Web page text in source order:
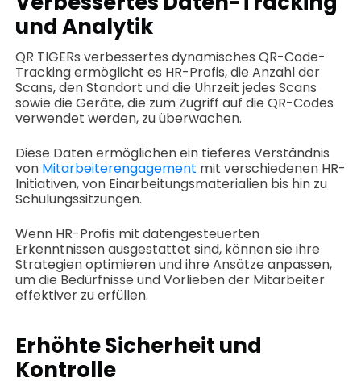
und Analytik
QR TIGERs verbessertes dynamisches QR-Code-
Tracking ermöglicht es HR-Profis, die Anzahl der
Scans, den Standort und die Uhrzeit jedes Scans
sowie die Geräte, die zum Zugriff auf die QR-Codes
verwendet werden, zu überwachen.
Diese Daten ermöglichen ein tieferes Verständnis
von Mitarbeiterengagement mit verschiedenen HR-
Initiativen, von Einarbeitungsmaterialien bis hin zu
Schulungssitzungen.
Wenn HR-Profis mit datengesteuerten
Erkenntnissen ausgestattet sind, können sie ihre
Strategien optimieren und ihre Ansätze anpassen,
um die Bedürfnisse und Vorlieben der Mitarbeiter
effektiver zu erfüllen.
Erhöhte Sicherheit und
Kontrolle